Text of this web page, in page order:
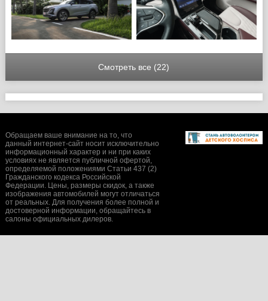
Смотреть все (22)
Обращаем ваше внимание на то, что
данный интернет-сайт носит исключительно
информационный характер и ни при каких
условиях не является публичной офертой,
определяемой положениями Статьи 437 (2)
Гражданского кодекса Российской
Федерации. Цены, размеры скидок, а также
изображения автомобилей могут отличаться
от реальных. Для получения более полной и
достоверной информации, обращайтесь в
салоны официальных дилеров.